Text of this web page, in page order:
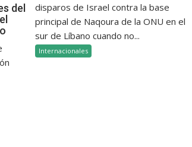
del
disparos de Israel contra la base
principal de Naqoura de la ONU en el
sur de Líbano cuando no...
Internacionales